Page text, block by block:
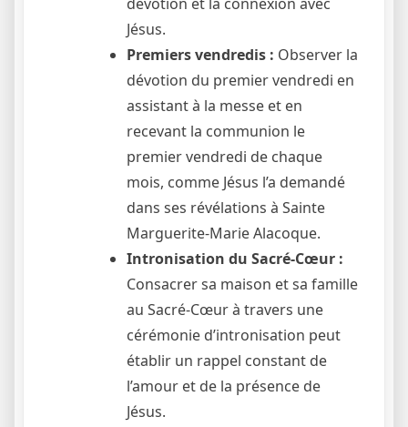
Jésus.
Premiers vendredis : Observer la
dévotion du premier vendredi en
assistant à la messe et en
recevant la communion le
premier vendredi de chaque
mois, comme Jésus l’a demandé
dans ses révélations à Sainte
Marguerite-Marie Alacoque.
Intronisation du Sacré-Cœur :
Consacrer sa maison et sa famille
au Sacré-Cœur à travers une
cérémonie d’intronisation peut
établir un rappel constant de
l’amour et de la présence de
Jésus.